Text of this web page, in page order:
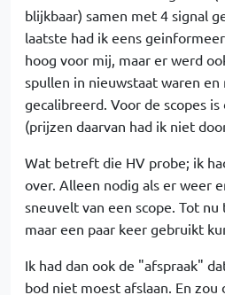
blijkbaar) samen met 4 signal
laatste had ik eens
hoog voor mij, maar er werd
spullen in nieuwstaat waren en
gecalibreerd. Voor de scopes
(prijzen daarvan had ik niet
Wat betreft die HV probe; ik
over. Alleen nodig als er weer
sneuvelt van een scope. Tot
maar een paar keer gebruikt
Ik had dan ook de "afspraak"
bod niet moest afslaan. En zou